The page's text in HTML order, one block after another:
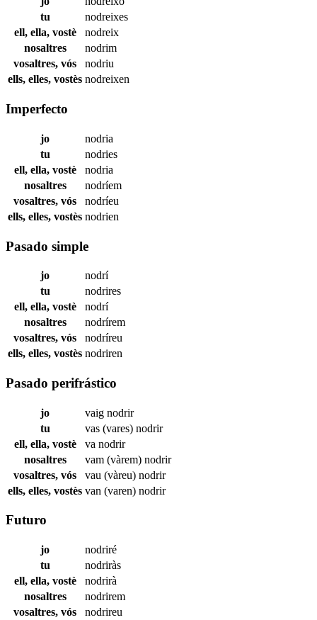
tu
nodreixes
ell, ella, vostè
nodreix
nosaltres
nodrim
vosaltres, vós
nodriu
ells, elles, vostès nodreixen
Imperfecto
jo
nodria
tu
nodries
ell, ella, vostè
nodria
nosaltres
nodríem
vosaltres, vós
nodríeu
ells, elles, vostès nodrien
Pasado simple
jo
nodrí
tu
nodrires
ell, ella, vostè
nodrí
nosaltres
nodrírem
vosaltres, vós
nodríreu
ells, elles, vostès nodriren
Pasado perifrástico
jo vaig nodrir
tu
vas (vares) nodrir
ell, ella, vostè
va nodrir
nosaltres
vam (vàrem) nodrir
vosaltres, vós
vau (vàreu) nodrir
ells, elles, vostès van (varen) nodrir
Futuro
jo
nodriré
tu
nodriràs
ell, ella, vostè
nodrirà
nosaltres
nodrirem
vosaltres, vós
nodrireu